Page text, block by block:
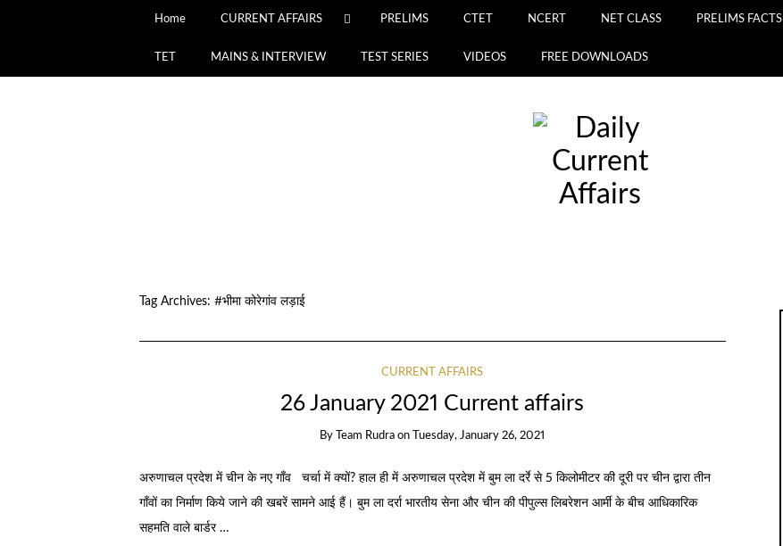
Home CURRENT AFFAIRS PRELIMS CTET NCERT NET CLASS PRELIMS FACTS
TET MAINS & INTERVIEW TEST SERIES VIDEOS FREE DOWNLOADS
Tag Archives: #भीमा कोरेगांव लड़ाई
CURRENT AFFAIRS
26 January 2021 Current affairs
By Team Rudra on Tuesday, January 26, 2021
अरुणाचल प्रदेश में चीन के नए गाँव चर्चा में क्यों? हाल ही में अरुणाचल प्रदेश में बुम ला दर्रे से 5 किलोमीटर की दूरी पर चीन द्वारा तीन
गाँवों का निर्माण किये जाने की खबरें सामने आई हैं। बुम ला दर्रा भारतीय सेना और चीन की पीपुल्स लिबरेशन आर्मी के बीच आधिकारिक
सहमति वाले बार्डर …